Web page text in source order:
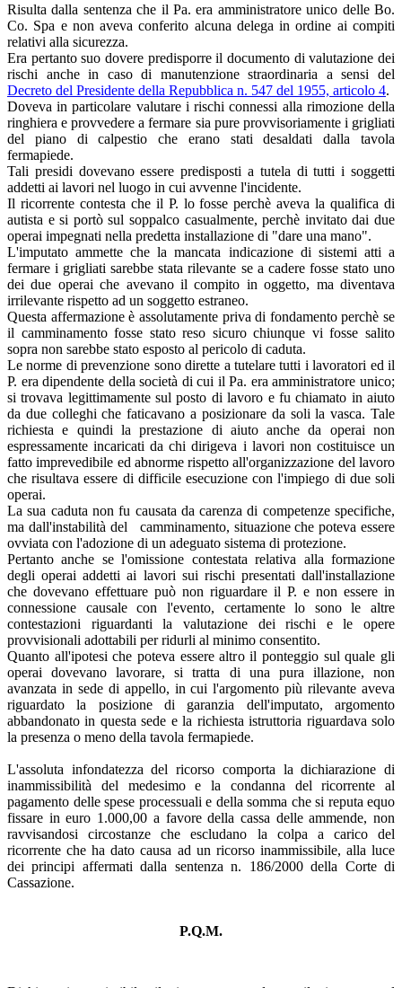
Risulta dalla sentenza che il Pa. era amministratore unico delle Bo.
Co. Spa e non aveva conferito alcuna delega in ordine ai compiti
relativi alla sicurezza.
Era pertanto suo dovere predisporre il documento di valutazione dei
rischi anche in caso di manutenzione straordinaria a sensi del
Decreto del Presidente della Repubblica n. 547 del 1955, articolo 4.
Doveva in particolare valutare i rischi connessi alla rimozione della
ringhiera e provvedere a fermare sia pure provvisoriamente i grigliati
del piano di calpestio che erano stati desaldati dalla tavola
fermapiede.
Tali presidi dovevano essere predisposti a tutela di tutti i soggetti
addetti ai lavori nel luogo in cui avvenne l'incidente.
Il ricorrente contesta che il P. lo fosse perchè aveva la qualifica di
autista e si portò sul soppalco casualmente, perchè invitato dai due
operai impegnati nella predetta installazione di "dare una mano".
L'imputato ammette che la mancata indicazione di sistemi atti a
fermare i grigliati sarebbe stata rilevante se a cadere fosse stato uno
dei due operai che avevano il compito in oggetto, ma diventava
irrilevante rispetto ad un soggetto estraneo.
Questa affermazione è assolutamente priva di fondamento perchè se
il camminamento fosse stato reso sicuro chiunque vi fosse salito
sopra non sarebbe stato esposto al pericolo di caduta.
Le norme di prevenzione sono dirette a tutelare tutti i lavoratori ed il
P. era dipendente della società di cui il Pa. era amministratore unico;
si trovava legittimamente sul posto di lavoro e fu chiamato in aiuto
da due colleghi che faticavano a posizionare da soli la vasca. Tale
richiesta e quindi la prestazione di aiuto anche da operai non
espressamente incaricati da chi dirigeva i lavori non costituisce un
fatto imprevedibile ed abnorme rispetto all'organizzazione del lavoro
che risultava essere di difficile esecuzione con l'impiego di due soli
operai.
La sua caduta non fu causata da carenza di competenze specifiche,
ma dall'instabilità del camminamento, situazione che poteva essere
ovviata con l'adozione di un adeguato sistema di protezione.
Pertanto anche se l'omissione contestata relativa alla formazione
degli operai addetti ai lavori sui rischi presentati dall'installazione
che dovevano effettuare può non riguardare il P. e non essere in
connessione causale con l'evento, certamente lo sono le altre
contestazioni riguardanti la valutazione dei rischi e le opere
provvisionali adottabili per ridurli al minimo consentito.
Quanto all'ipotesi che poteva essere altro il ponteggio sul quale gli
operai dovevano lavorare, si tratta di una pura illazione, non
avanzata in sede di appello, in cui l'argomento più rilevante aveva
riguardato la posizione di garanzia dell'imputato, argomento
abbandonato in questa sede e la richiesta istruttoria riguardava solo
la presenza o meno della tavola fermapiede.
L'assoluta infondatezza del ricorso comporta la dichiarazione di
inammissibilità del medesimo e la condanna del ricorrente al
pagamento delle spese processuali e della somma che si reputa equo
fissare in euro 1.000,00 a favore della cassa delle ammende, non
ravvisandosi circostanze che escludano la colpa a carico del
ricorrente che ha dato causa ad un ricorso inammissibile, alla luce
dei principi affermati dalla sentenza n. 186/2000 della Corte di
Cassazione.
P.Q.M.